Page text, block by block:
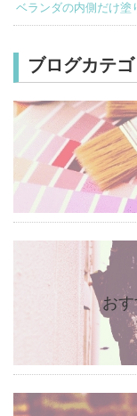
ベランダの内側だけ塗
ブログカテゴ
お